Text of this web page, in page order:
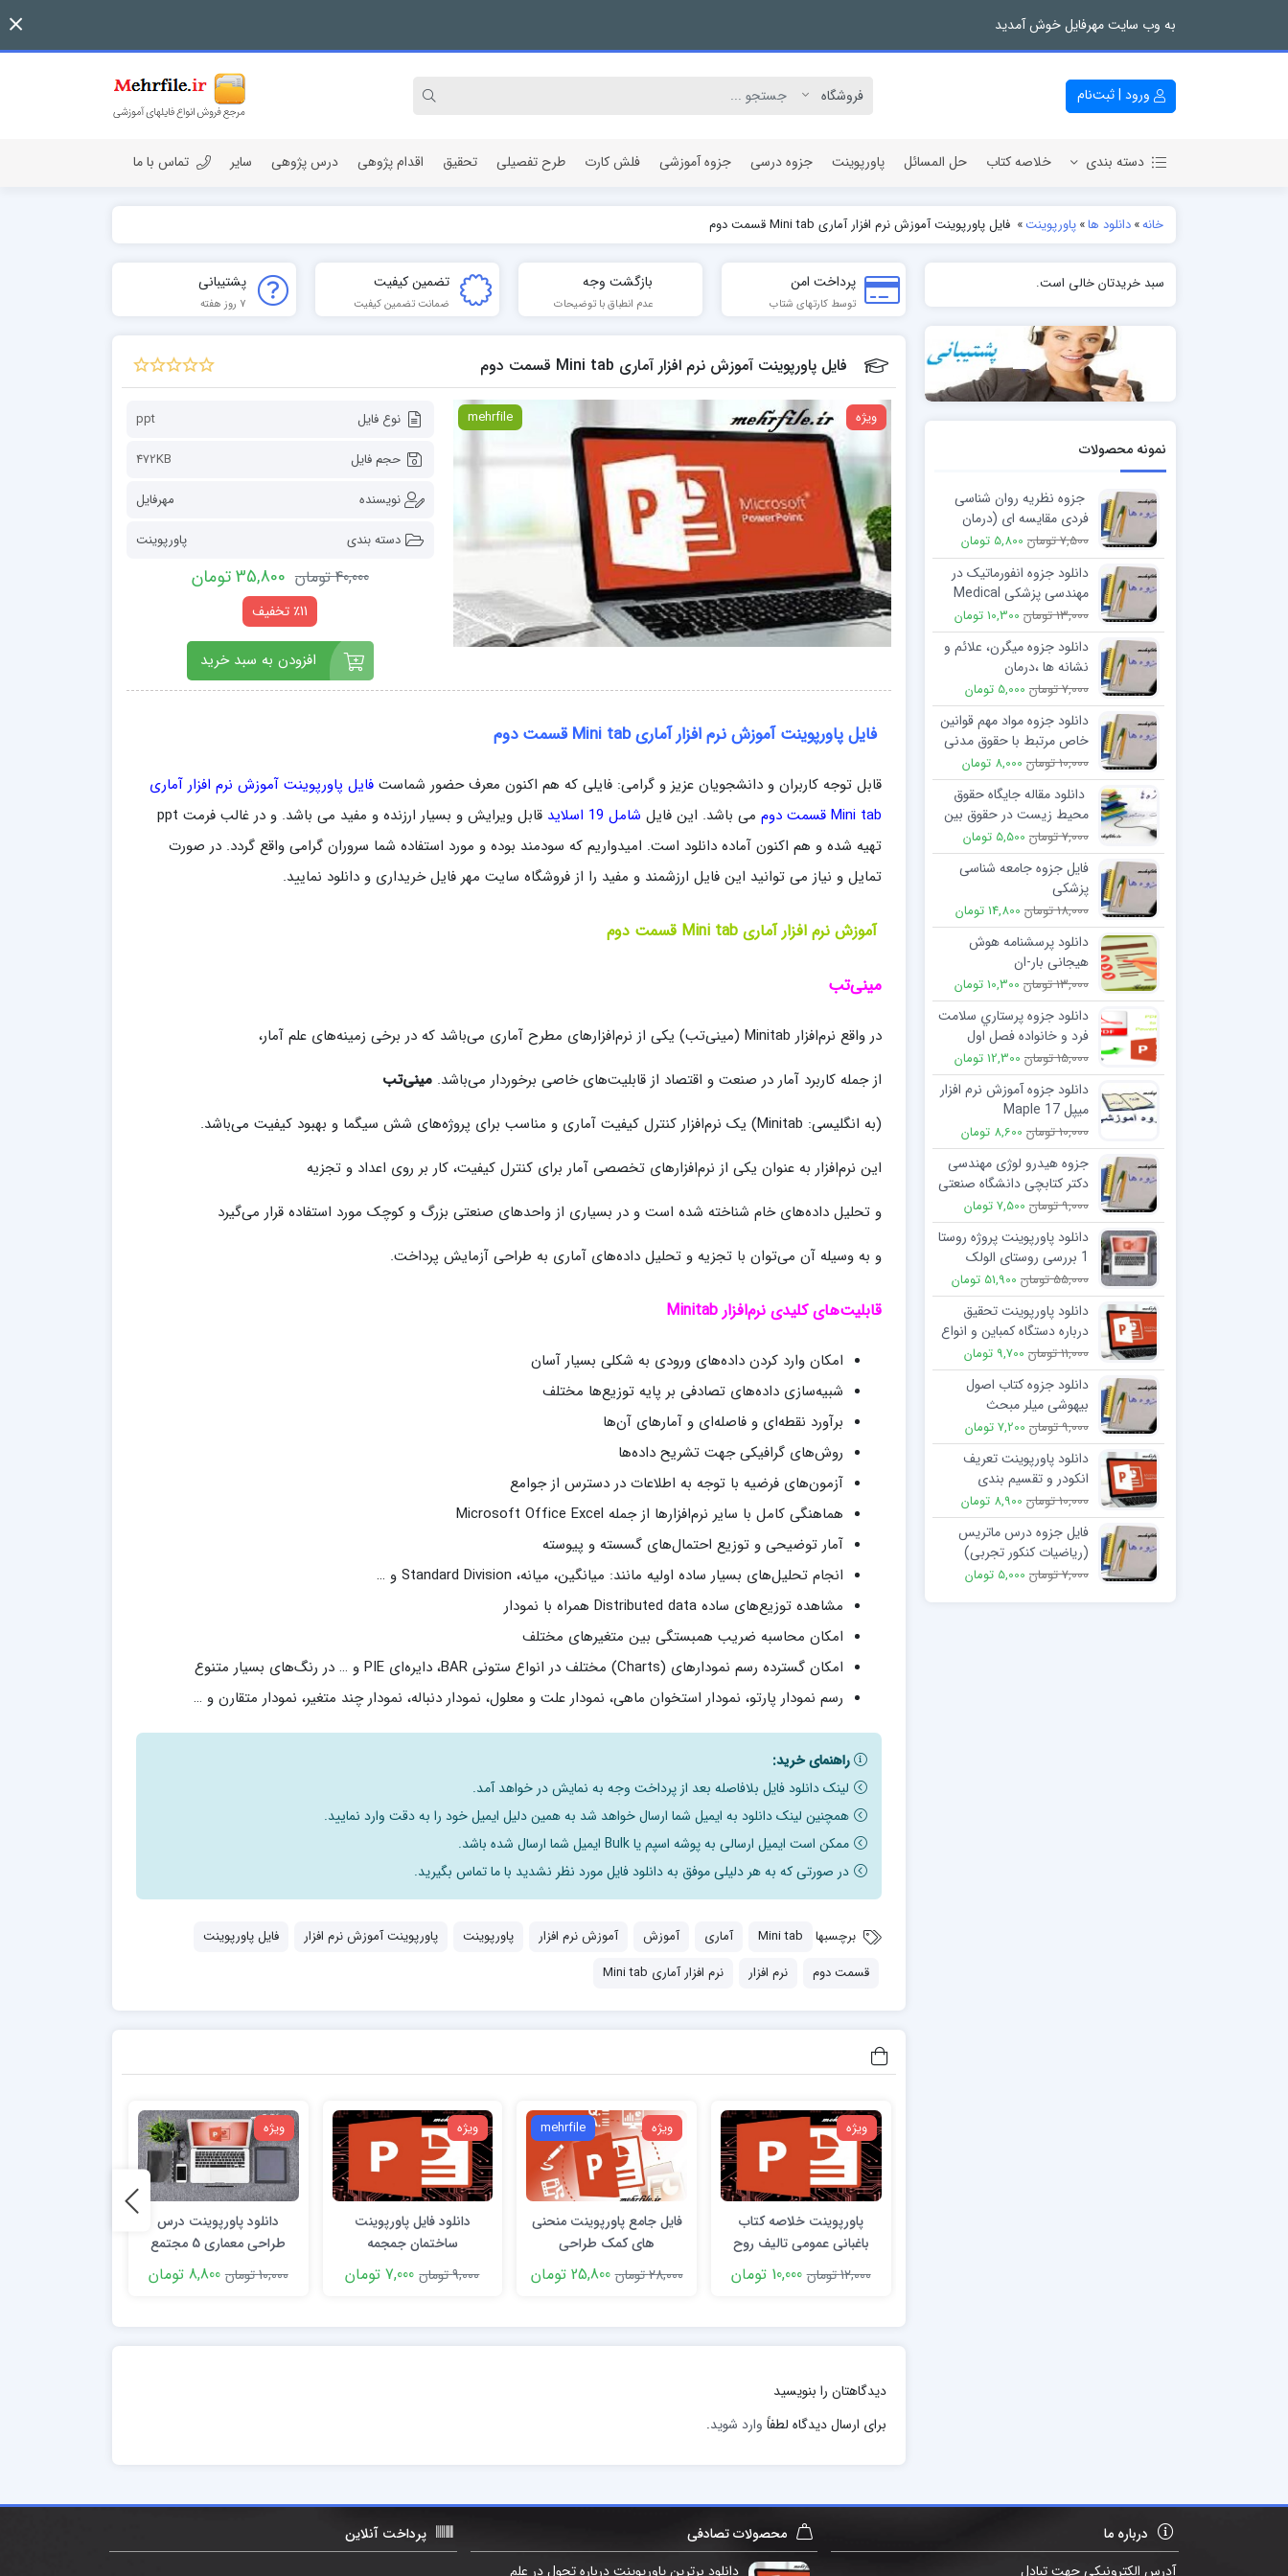
به وب سایت مهرفایل خوش آمدید
ورود | ثبت‌نام
دسته بندی
مقاله پژوهشی
خلاصه کتاب حل المسائل پاورپوینت جزوه درسی جزوه آموزشی فلش کارت طرح تفصیلی تحقیق اقدام پژوهی درس پژوهی سایر تماس با ما
خانه»دانلود ها»پاورپوینت» فایل پاورپوینت آموزش نرم افزار آماری Mini tab قسمت دوم
پرداخت امن
توسط کارتهای شتاب
بازگشت وجه
عدم انطباق با توضیحات
تضمین کیفیت
ضمانت تضمین کیفیت
پشتیبانی
7 روز هفته
فایل پاورپوینت آموزش نرم افزار آماری Mini tab قسمت دوم
ویژه mehrfile نوع فایل
ppt
حجم فایل
472KB
نویسنده
مهرفایل
دسته بندی
پاورپوینت
40,000 تومان 35,800 تومان
٪11 تخفیف
افزودن به سبد خرید
فایل پاورپوینت آموزش نرم افزار آماری Mini tab قسمت دوم
قابل توجه کاربران و دانشجویان عزیز و گرامی: فایلی که هم اکنون معرف حضور شماست فایل پاورپوینت آموزش نرم افزار آماری
Mini tab قسمت دوم
می باشد. این فایل شامل 19 اسلاید
قابل ویرایش و بسیار ارزنده و مفید می باشد. و در غالب فرمت ppt
تهیه شده و هم اکنون آماده دانلود است. امیدواریم که سودمند بوده و مورد استفاده شما سروران گرامی واقع گردد. در صورت
تمایل و نیاز می توانید این فایل ارزشمند و مفید را از فروشگاه سایت مهر فایل خریداری و دانلود نمایید.
آموزش نرم افزار آماری Mini tab قسمت دوم
مینی‌تب
در واقع نرم‌افزار Minitab (مینی‌تب) یکی از نرم‌افزارهای مطرح آماری می‌باشد که در برخی زمینه‌های علم آمار،
از جمله کاربرد آمار در صنعت و اقتصاد از قابلیت‌های خاصی برخوردار می‌باشد.مینی‌تب
(به انگلیسی: Minitab) یک نرم‌افزار کنترل کیفیت آماری و مناسب برای پروژه‌های شش سیگما و بهبود کیفیت می‌باشد.
این نرم‌افزار به عنوان یکی از نرم‌افزارهای تخصصی آمار برای کنترل کیفیت، کار بر روی اعداد و تجزیه
و تحلیل داده‌های خام شناخته شده‌ است و در بسیاری از واحدهای صنعتی بزرگ و کوچک مورد استفاده قرار می‌گیرد
و به وسیله آن می‌توان با تجزیه و تحلیل داده‌های آماری به طراحی آزمایش پرداخت.
قابلیت‌های کلیدی نرم‌افزار Minitab
امکان وارد کردن داده‌های ورودی به شکلی بسیار آسان
شبیه‌سازی داده‌های تصادفی بر پایه توزیع‌ها مختلف
برآورد نقطه‌ای و فاصله‌ای و آمارهای آن‌ها
روش‌های گرافیکی جهت تشریح داده‌ها
آزمون‌های فرضیه با توجه به اطلاعات در دسترس از جوامع
هماهنگی کامل با سایر نرم‌افزارها از جمله Microsoft Office Excel
آمار توضیحی و توزیع احتمال‌های گسسته و پیوسته
انجام تحلیل‌های بسیار ساده اولیه مانند: میانگین، میانه، Standard Division و …
مشاهده توزیع‌های ساده Distributed data همراه با نمودار
امکان محاسبه ضریب همبستگی بین متغیرهای مختلف
امکان گسترده رسم نمودارهای (Charts) مختلف در انواع ستونی BAR، دایره‌ای PIE و … در رنگ‌های بسیار متنوع
رسم نمودار پارتو، نمودار استخوان ماهی، نمودار علت و معلول، نمودار دنباله، نمودار چند متغیر، نمودار متقارن و …
راهنمای خرید:
لینک دانلود فایل بلافاصله بعد از پرداخت وجه به نمایش در خواهد آمد.
همچنین لینک دانلود به ایمیل شما ارسال خواهد شد به همین دلیل ایمیل خود را به دقت وارد نمایید.
ممکن است ایمیل ارسالی به پوشه اسپم یا Bulk ایمیل شما ارسال شده باشد.
در صورتی که به هر دلیلی موفق به دانلود فایل مورد نظر نشدید با ما تماس بگیرید.
برچسبها Mini tab آماری آموزش آموزش نرم افزار پاورپوینت پاورپوینت آموزش نرم افزار
فایل پاورپوینت
قسمت دوم
نرم افزار نرم افزار آماری Mini tab
ویژه
پاورپوینت خلاصه کتاب
باغبانی عمومی تالیف روح
انگیز نادری
12,000 تومان 10,000 تومان
ویژه mehrfile
فایل جامع پاورپوینت منحنی
های کمک طراحی
28,000 تومان
25,800 تومان
ویژه
دانلود فایل پاورپوینت
ساختمان جمجمه
9,000 تومان
7,000 تومان
ویژه
دانلود پاورپوینت درس
طراحی معماری 5 مجتمع
مسکونی
10,000 تومان 8,800 تومان
دیدگاهتان را بنویسید
برای ارسال دیدگاه لطفاً وارد شوید.
سبد خریدتان خالی است.
نمونه محصولات
جزوه نظریه روان شناسی
فردی مقایسه ای (درمان
آدلری)
7,500 تومان 5,800 تومان
دانلود جزوه انفورماتیک در
مهندسی پزشکی Medical
Informatics
13,000 تومان 10,300 تومان
دانلود جزوه میگرن، علائم و
نشانه ها ،درمان
7,000 تومان 5,000 تومان
دانلود جزوه مواد مهم قوانین
خاص مرتبط با حقوق مدنی
10,000 تومان 8,000 تومان
دانلود مقاله جايگاه حقوق
محيط زيست در حقوق بين
الملل جنگ
7,000 تومان 5,500 تومان
فایل جزوه جامعه شناسی
پزشکی
18,000 تومان 14,800 تومان
دانلود پرسشنامه هوش
هیجانی بار-ان
13,000 تومان 10,300 تومان
دانلود جزوه پرستاري سلامت
فرد و خانواده فصل اول
مفهوم خانواده
15,000 تومان 12,300 تومان
دانلود جزوه آموزش نرم افزار
میپل 17 Maple
10,000 تومان 8,600 تومان
جزوه هیدرو لوژی مهندسی
دکتر کتابچی دانشگاه صنعتی
شریف
9,000 تومان 7,500 تومان
دانلود پاورپوینت پروژه روستا
1 بررسی روستای الولک
استان قزوین
55,000 تومان 51,900 تومان
دانلود پاورپوینت تحقیق
درباره دستگاه کمباین و انواع
آن
11,000 تومان 9,700 تومان
دانلود جزوه کتاب اصول
بیهوشی میلر مبحث
هوشبرهای وریدی
9,000 تومان 7,200 تومان
دانلود پاورپوینت تعریف
انکودر و تقسیم بندی
انکودرها
10,000 تومان 8,900 تومان
فایل جزوه درس ماتریس
(ریاضیات کنکور تجربی)
7,000 تومان 5,000 تومان
درباره ما
آدرس الکترونیکی جهت تبادل
محصولات تصادفی
دانلود برترین پاورپوینت درباره تحول در علم
پرداخت آنلاین